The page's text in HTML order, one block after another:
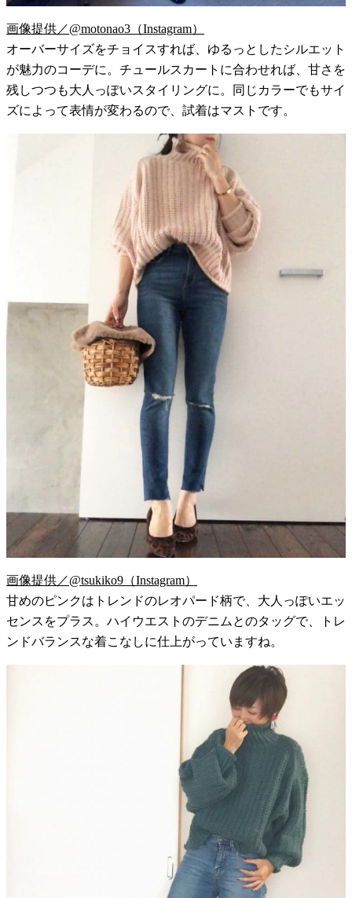
画像提供／@motonao3（Instagram）
オーバーサイズをチョイスすれば、ゆるっとしたシルエット
が魅力のコーデに。チュールスカートに合わせれば、甘さを
残しつつも大人っぽいスタイリングに。同じカラーでもサイ
ズによって表情が変わるので、試着はマストです。
画像提供／@tsukiko9（Instagram）
甘めのピンクはトレンドのレオパード柄で、大人っぽいエッ
センスをプラス。ハイウエストのデニムとのタッグで、トレ
ンドバランスな着こなしに仕上がっていますね。